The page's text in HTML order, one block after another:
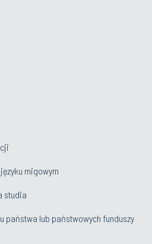
migowym
studia
państwa lub państwowych funduszy